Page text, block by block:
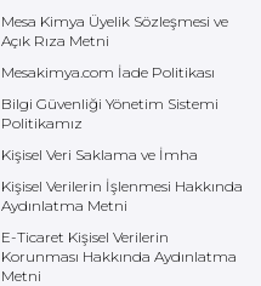
Mesa Kimya Üyelik Sözleşmesi ve
Açık Rıza Metni
Mesakimya.com İade Politikası
Bilgi Güvenliği Yönetim Sistemi
Politikamız
Kişisel Veri Saklama ve İmha
Kişisel Verilerin İşlenmesi Hakkında
Aydınlatma Metni
E-Ticaret Kişisel Verilerin
Korunması Hakkında Aydınlatma
Metni